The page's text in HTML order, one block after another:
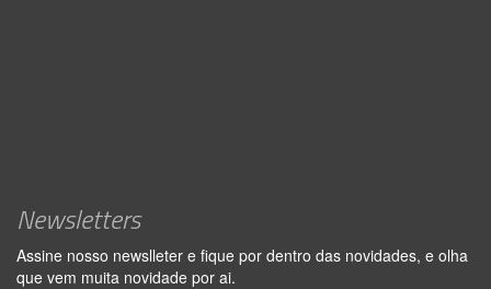
Newsletters
Assine nosso newslleter e fique por dentro das novidades, e olha
que vem muita novidade por ai.